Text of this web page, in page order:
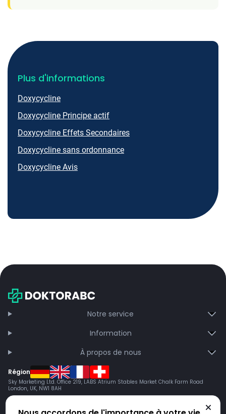
Plus d'informations
Doxycycline
Doxycycline Principe actif
Doxycycline Effets Secondaires
Doxycycline sans ordonnance
Doxycycline Avis
Notre service
Information
À propos de nous
Région
Sky Marketing Ltd. Office 219, LABS Atrium Stables Market Chalk Farm Road
London, UK, NW1 8AH